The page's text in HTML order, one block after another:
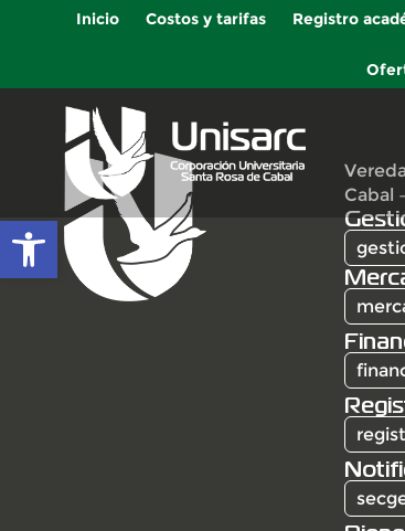
Abrir barra de herramientas
Inicio Costos y tarifas Registro
Cabal